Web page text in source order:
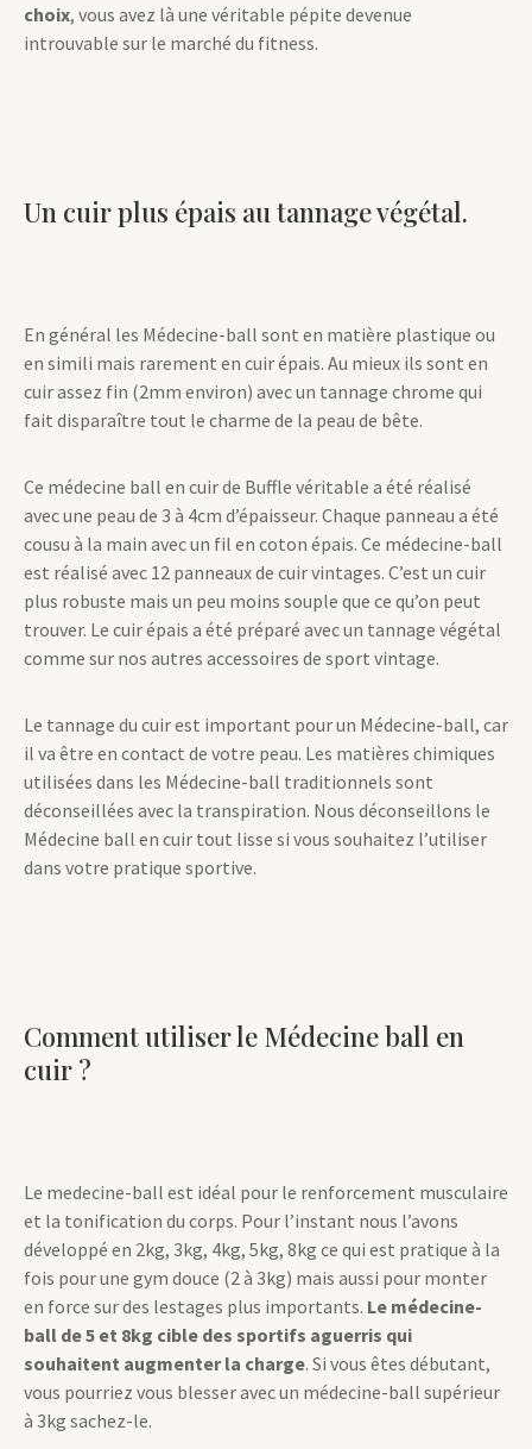
choix, vous avez là une véritable pépite devenue
introuvable sur le marché du fitness.
Un cuir plus épais au tannage végétal.
En général les Médecine-ball sont en matière plastique ou
en simili mais rarement en cuir épais. Au mieux ils sont en
cuir assez fin (2mm environ) avec un tannage chrome qui
fait disparaître tout le charme de la peau de bête.
Ce médecine ball en cuir de Buffle véritable a été réalisé
avec une peau de 3 à 4cm d’épaisseur. Chaque panneau a été
cousu à la main avec un fil en coton épais. Ce médecine-ball
est réalisé avec 12 panneaux de cuir vintages. C’est un cuir
plus robuste mais un peu moins souple que ce qu’on peut
trouver. Le cuir épais a été préparé avec un tannage végétal
comme sur nos autres accessoires de sport vintage.
Le tannage du cuir est important pour un Médecine-ball, car
il va être en contact de votre peau. Les matières chimiques
utilisées dans les Médecine-ball traditionnels sont
déconseillées avec la transpiration. Nous déconseillons le
Médecine ball en cuir tout lisse si vous souhaitez l’utiliser
dans votre pratique sportive.
Comment utiliser le Médecine ball en
cuir ?
Le medecine-ball est idéal pour le renforcement musculaire
et la tonification du corps. Pour l’instant nous l’avons
développé en 2kg, 3kg, 4kg, 5kg, 8kg ce qui est pratique à la
fois pour une gym douce (2 à 3kg) mais aussi pour monter
en force sur des lestages plus importants. Le médecine-
ball de 5 et 8kg cible des sportifs aguerris qui
souhaitent augmenter la charge. Si vous êtes débutant,
vous pourriez vous blesser avec un médecine-ball supérieur
à 3kg sachez-le.